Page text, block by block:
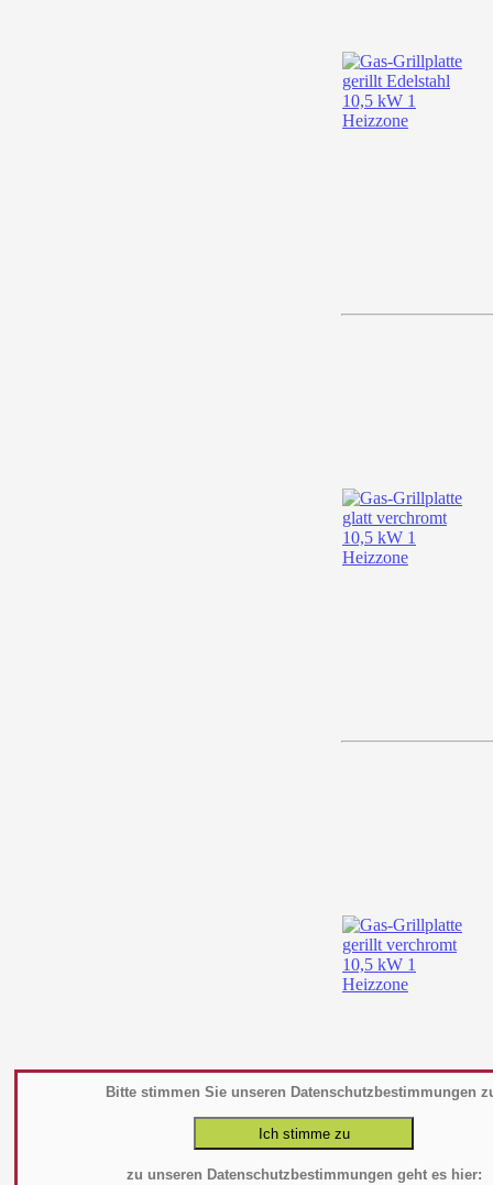
Bitte stimmen Sie unseren Datenschutzbestimmungen
zu unseren Datenschutzbestimmungen geht es hier: